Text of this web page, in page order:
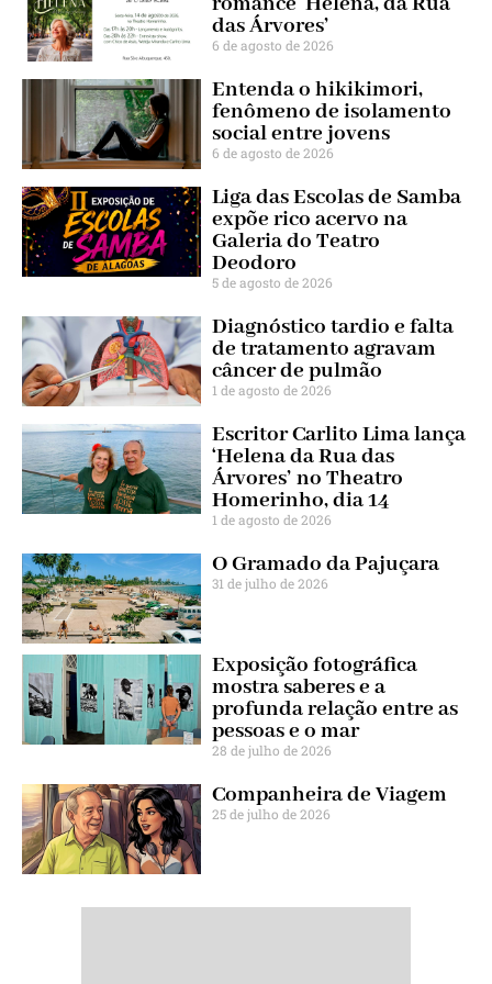
das Árvores’
6 de agosto de 2026
Entenda o hikikimori,
fenômeno de isolamento
social entre jovens
6 de agosto de 2026
Liga das Escolas de Samba
expõe rico acervo na
Galeria do Teatro
Deodoro
5 de agosto de 2026
Diagnóstico tardio e falta
de tratamento agravam
câncer de pulmão
1 de agosto de 2026
Escritor Carlito Lima lança
‘Helena da Rua das
Árvores’ no Theatro
Homerinho, dia 14
1 de agosto de 2026
O Gramado da Pajuçara
31 de julho de 2026
Exposição fotográfica
mostra saberes e a
profunda relação entre as
pessoas e o mar
28 de julho de 2026
Companheira de Viagem
25 de julho de 2026